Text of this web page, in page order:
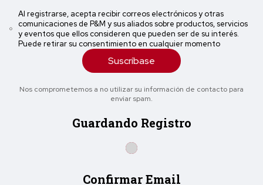
Al registrarse, acepta recibir correos electrónicos y otras
comunicaciones de P&M y sus aliados sobre productos, servicios
y eventos que ellos consideren que pueden ser de su interés.
Puede retirar su consentimiento en cualquier momento
Suscríbase
Nos comprometemos a no utilizar su información de contacto para
enviar spam.
Guardando Registro
Confirmar Email